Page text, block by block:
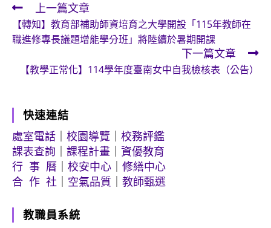
Read
more
articles
上一篇文章
【轉知】教育部補助師資培育之大學開設「115年教師在
職進修專長議題增能學分班」將陸續於暑期開課
下一篇文章
【教學正常化】114學年度臺南女中自我檢核表（公告）
快速連結
處室電話
校園導覽
校務評鑑
課表查詢
課程計畫
資優教育
行 事 曆
校安中心
修繕中心
合 作 社
空氣品質 教師甄選
教職員系統